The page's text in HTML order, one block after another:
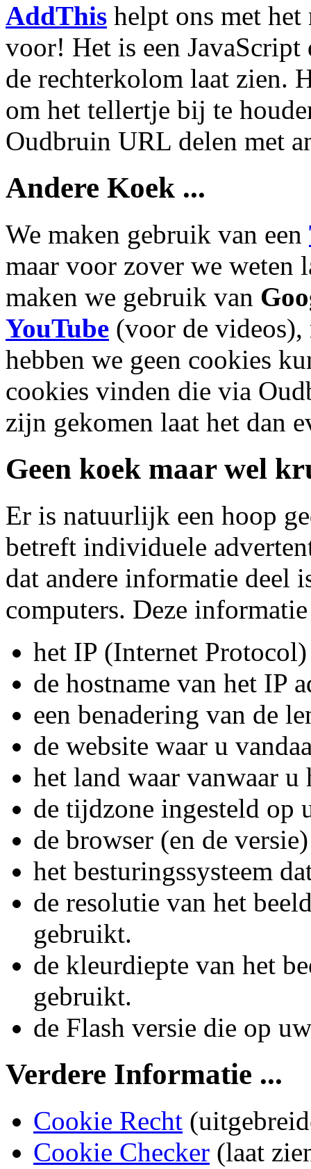
AddThis helpt ons met
voor! Het is een
de rechterkolom laat zien.
om het tellertje bij te
Oudbruin URL delen met
Andere Koek ...
We maken gebruik van een
maar voor zover we weten
maken we gebruik van
YouTube (voor de videos),
hebben we geen cookies
cookies vinden die via
zijn gekomen laat het dan
Geen koek maar wel
Er is natuurlijk een hoop
betreft individuele
dat andere informatie deel
computers. Deze
het IP (Internet
de hostname van het IP
een benadering van de
de website waar u
het land waar vanwaar
de tijdzone ingesteld op
de browser (en de
het besturingssysteem
de resolutie van het
gebruikt.
de kleurdiepte van het
gebruikt.
de Flash versie die op
Verdere Informatie ...
Cookie Recht
Cookie Checker (laat